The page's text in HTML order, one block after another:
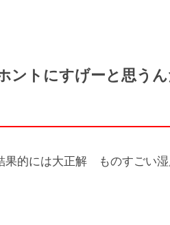
ントにすげーと思う
果的には大正解 ものすごい